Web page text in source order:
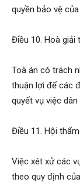
quyền bảo vệ
Điều 10. Hoà giải
Toà án có trách
thuận lợi để các
quyết vụ việc
Điều 11. Hội
Việc xét xử các
theo quy định